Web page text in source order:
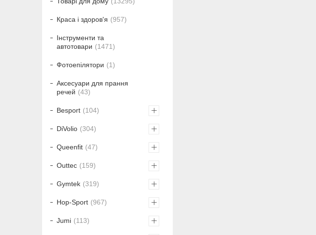
Краса і здоров'я 957
Інструменти та
автотовари
1471
Фотоепілятори 1
Аксесуари для прання
речей
43
Besport 104
DiVolio 304
Queenfit 47
Outtec 159
Gymtek 319
Hop-Sport 967
Jumi 113